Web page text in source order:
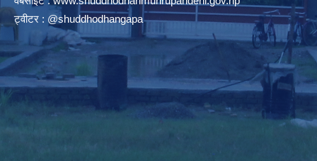
ट्वीटर : @shuddhodhangapa